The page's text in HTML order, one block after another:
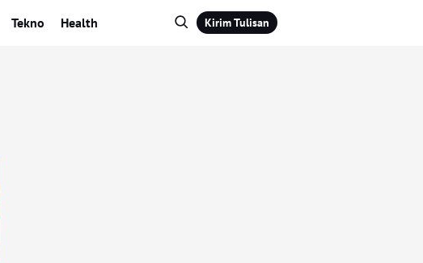
Tekno Health Kirim Tulisan